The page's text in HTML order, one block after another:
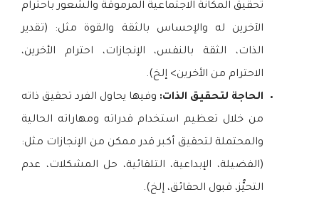
تحقيق المكانة الاجتماعية المرموقة والشعور باحترام
الآخرين له والإحساس بالثقة والقوة مثل: (تقدير
الذات، الثقة بالنفس، الإنجازات، احترام الأخرين،
الاحترام من الأخرين> إلخ).
الحاجة لتحقيق الذات: وفيها يحاول الفرد تحقيق ذاته
من خلال تعظيم استخدام قدراته ومهاراته الحالية
والمحتملة لتحقيق أكبر قدر ممكن من الإنجازات مثل:
(الفضيلة، الإبداعية، التلقائية، حل المشكلات، عدم
التحيُّز، قبول الحقائق، إلخ).